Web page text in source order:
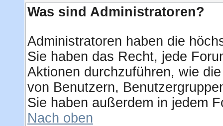
Was sind Administratoren?
Administratoren haben die
Sie haben das Recht, jede
Aktionen durchzuführen, wie
von Benutzern,
Sie haben außerdem in jedem
Nach oben